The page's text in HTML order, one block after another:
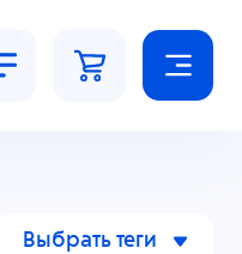
Выбрать теги